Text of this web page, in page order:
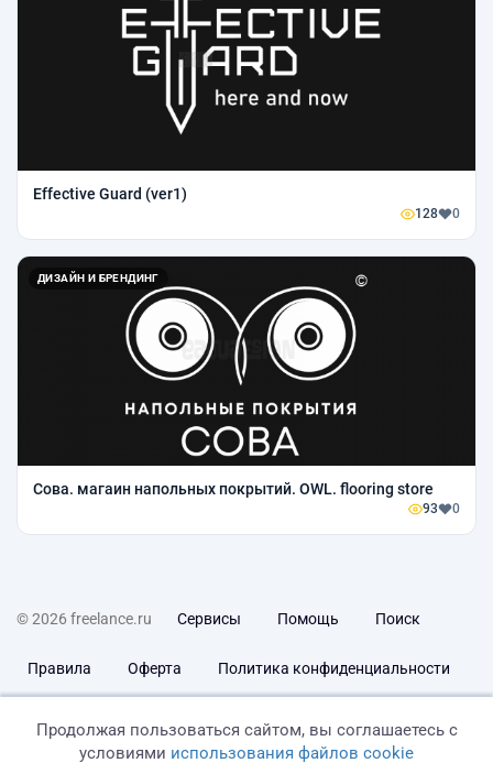
Effective Guard (ver1)
128 0
ДИЗАЙН И БРЕНДИНГ
Сова. магаин напольных покрытий. OWL. flooring store
93 0
© 2026 freelance.ru Сервисы Помощь Поиск
Правила Оферта Политика конфиденциальности
Продолжая пользоваться сайтом, вы соглашаетесь с
условиями использования файлов cookie